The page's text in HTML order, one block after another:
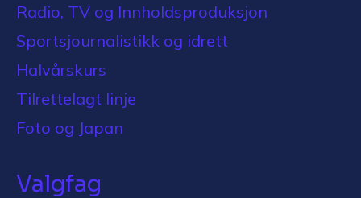
Radio, TV og Innholdsproduksjon
Sportsjournalistikk og idrett
Halvårskurs
Tilrettelagt linje
Foto og Japan
Valgfag